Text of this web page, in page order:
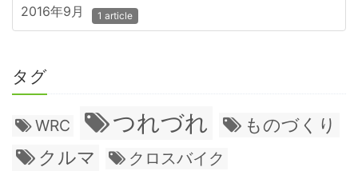
2016年9月 1 article
タグ
WRC つれづれ ものづくり
クルマ クロスバイク